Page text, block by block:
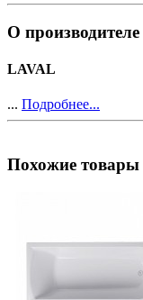
О производителе
LAVAL
... Подробнее...
Похожие товары